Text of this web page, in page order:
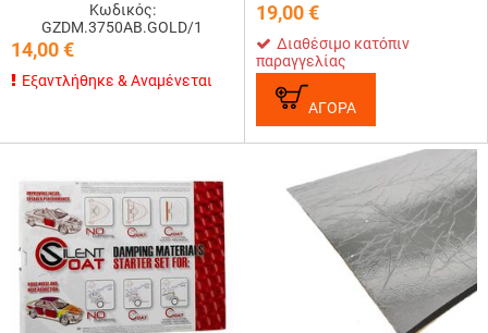
Κωδικός:
GZDM.3750AB.GOLD/1
14,00€
Εξαντλήθηκε & Αναμένεται
19,00€
Διαθέσιμο κατόπιν
παραγγελίας
ΑΓΟΡΑ